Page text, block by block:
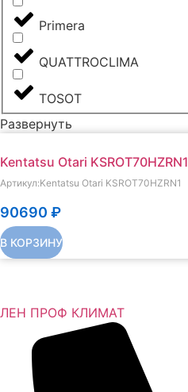
Primera
QUATTROCLIMA
TOSOT
Развернуть
Kentatsu Otari KSROT70HZRN1
Артикул:Kentatsu Otari KSROT70HZRN1
90690 ₽
В КОРЗИНУ
ЛЕН ПРОФ КЛИМАТ